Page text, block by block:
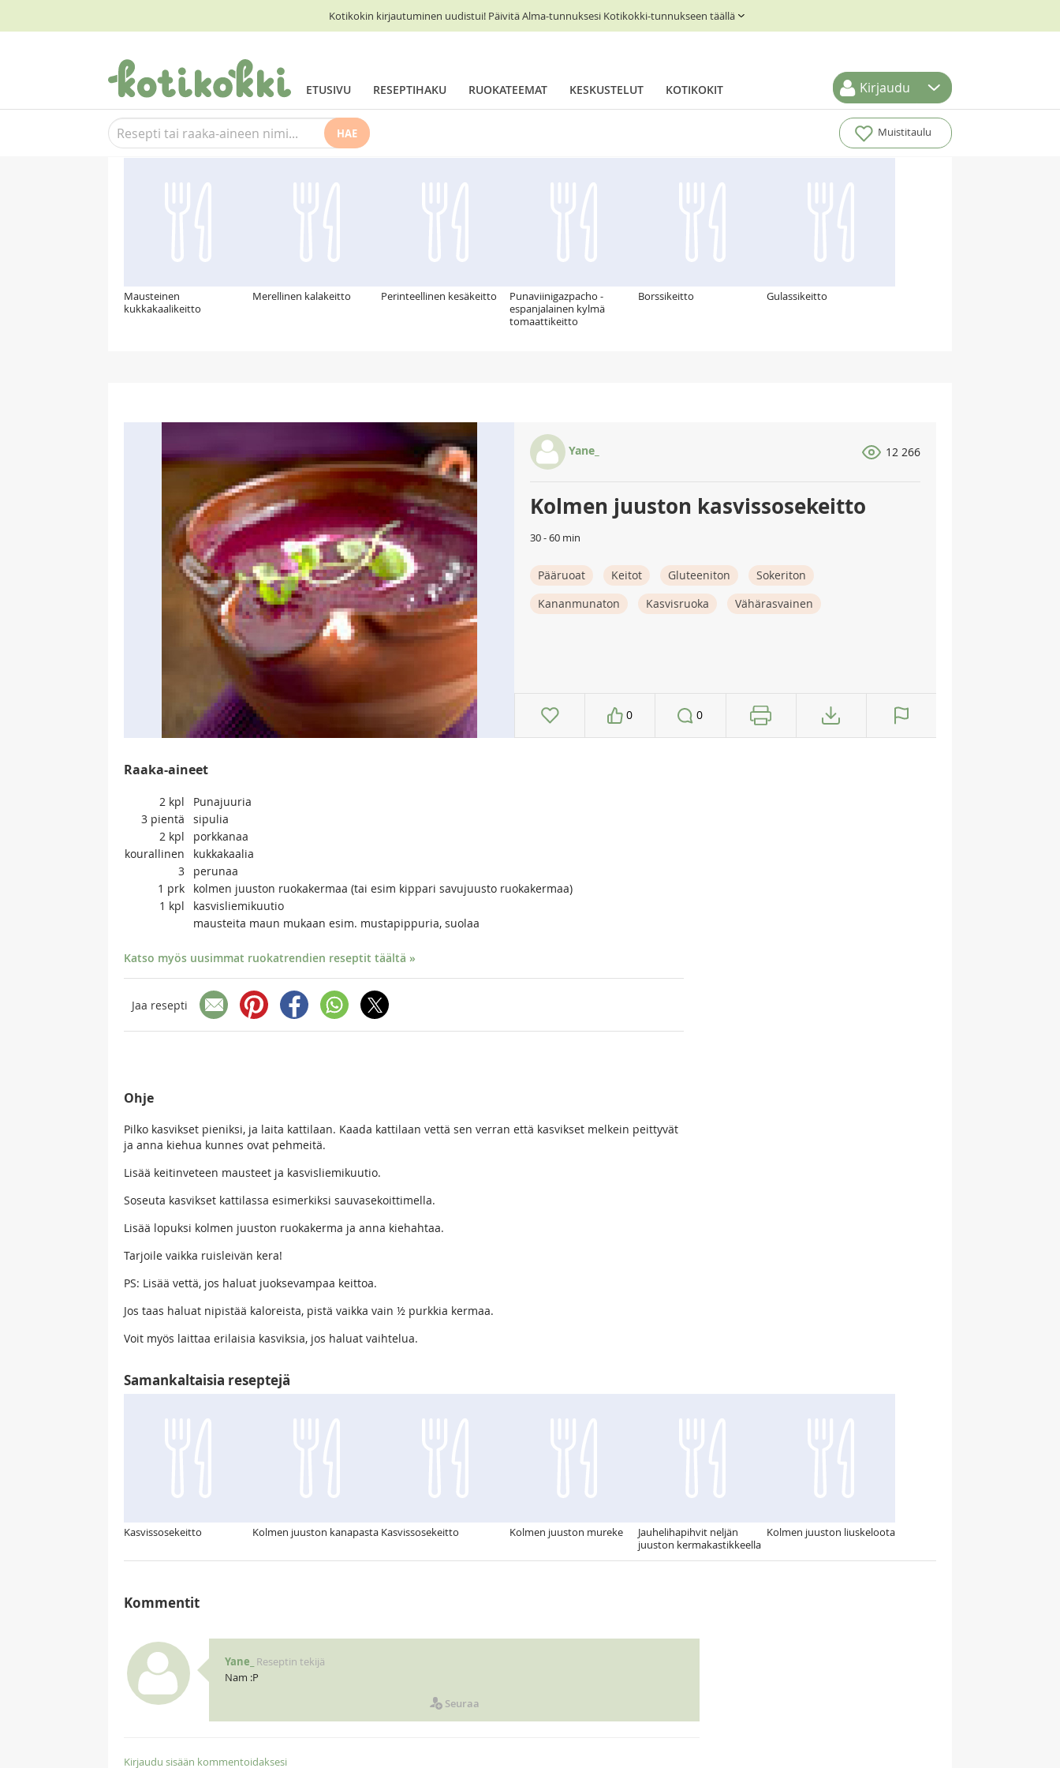
Kotikokin kirjautuminen uudistui! Päivitä Alma-tunnuksesi Kotikokki-tunnukseen täällä
ETUSIVU RESEPTIHAKU RUOKATEEMAT KESKUSTELUT KOTIKOKIT Kirjaudu
HAE Muistitaulu
Suosittelemme myös
Mausteinen
kukkakaalikeitto
Merellinen kalakeitto Perinteellinen kesäkeitto
Punaviinigazpacho -
espanjalainen kylmä
tomaattikeitto
Borssikeitto Gulassikeitto
Yane_ 12 266
Kolmen juuston kasvissosekeitto
30 - 60 min
Pääruoat Keitot Gluteeniton
Sokeriton
Kananmunaton
Kasvisruoka Vähärasvainen
0 0
Raaka-aineet
2 kpl
Punajuuria
3 pientä
sipulia
2 kpl
porkkanaa
kourallinen
kukkakaalia
3
perunaa
1 prk
kolmen juuston ruokakermaa (tai esim kippari savujuusto ruokakermaa)
1 kpl
kasvisliemikuutio
mausteita maun mukaan esim. mustapippuria, suolaa
Katso myös uusimmat ruokatrendien reseptit täältä »
Jaa resepti
Ohje
Pilko kasvikset pieniksi, ja laita kattilaan. Kaada kattilaan vettä sen verran että kasvikset melkein peittyvät
ja anna kiehua kunnes ovat pehmeitä.
Lisää keitinveteen mausteet ja kasvisliemikuutio.
Soseuta kasvikset kattilassa esimerkiksi sauvasekoittimella.
Lisää lopuksi kolmen juuston ruokakerma ja anna kiehahtaa.
Tarjoile vaikka ruisleivän kera!
PS: Lisää vettä, jos haluat juoksevampaa keittoa.
Jos taas haluat nipistää kaloreista, pistä vaikka vain ½ purkkia kermaa.
Voit myös laittaa erilaisia kasviksia, jos haluat vaihtelua.
Samankaltaisia reseptejä
Kasvissosekeitto Kolmen juuston kanapasta Kasvissosekeitto Kolmen juuston mureke
Jauhelihapihvit neljän
juuston kermakastikkeella
Kolmen juuston liuskeloota
Kommentit
Yane_ Reseptin tekijä
Nam :P
Seuraa
Kirjaudu sisään kommentoidaksesi